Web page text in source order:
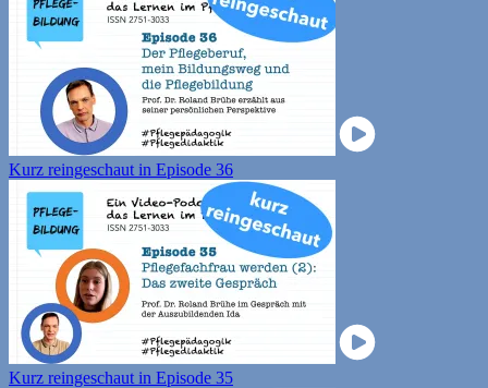
Kurz reingeschaut in Episode 36
Kurz reingeschaut in Episode 35